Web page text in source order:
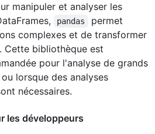
manipuler et analyser les
pandas
permet
complexes et de transformer
Cette bibliothèque est
pour l'analyse de grands
lorsque des analyses
nécessaires.
les développeurs